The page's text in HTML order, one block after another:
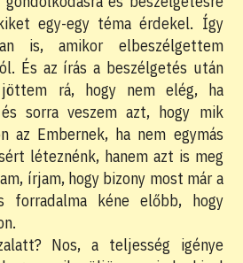
egy-egy téma érdekel. Így
is, amikor elbeszélgettem
És az írás a beszélgetés után
rá, hogy nem elég, ha
és sorra veszem azt, hogy mik
az Embernek, ha nem egymás
léteznénk, hanem azt is meg
írjam, hogy bizony most már a
forradalma kéne előbb, hogy
Nos, a teljesség igénye